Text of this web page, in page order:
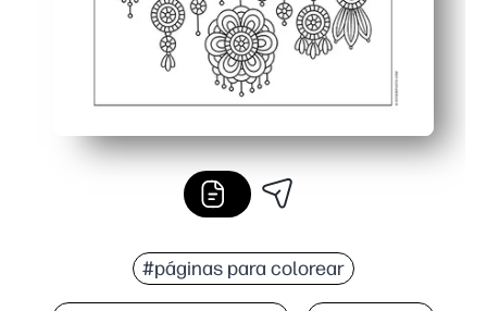
#páginas para colorear